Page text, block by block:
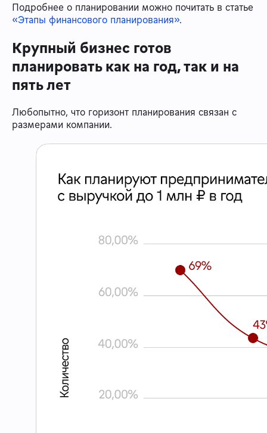
Подробнее о планировании можно почитать в статье
«Этапы финансового планирования».
Крупный бизнес готов
планировать как на год, так и на
пять лет
Любопытно, что горизонт планирования связан с
размерами компании.